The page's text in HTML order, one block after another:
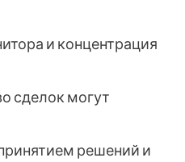
и концентрация
сделок могут
решений и